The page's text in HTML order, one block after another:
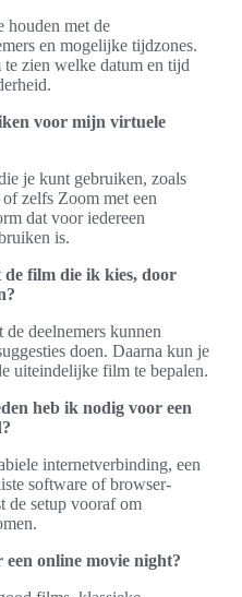
houden met de
en mogelijke tijdzones.
zien welke datum en tijd
voor mijn virtuele
je kunt gebruiken, zoals
zelfs Zoom met een
dat voor iedereen
is.
film die ik kies, door
deelnemers kunnen
doen. Daarna kun je
uiteindelijke film te bepalen.
heb ik nodig voor een
internetverbinding, een
software of browser-
de setup vooraf om
online movie night?